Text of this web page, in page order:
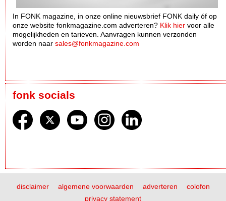
In FONK magazine, in onze online nieuwsbrief FONK daily óf op
onze website fonkmagazine.com adverteren? Klik hier voor alle
mogelijkheden en tarieven. Aanvragen kunnen verzonden
worden naar sales@fonkmagazine.com
fonk socials
disclaimer algemene voorwaarden adverteren
colofon
privacy statement